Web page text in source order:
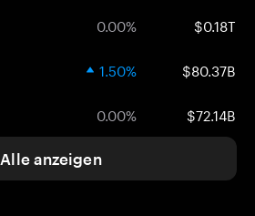
0.00% $0.18T
1.50% $80.37B
0.00% $72.14B
Alle anzeigen